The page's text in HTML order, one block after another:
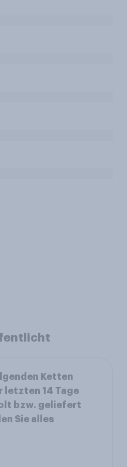
Ketten
letzten 14 Tage
bzw. geliefert
Sie alles